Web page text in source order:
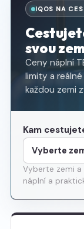
IQOS NA
svou
Ceny náplní
limity a
každou zemi
Kam
Vyberte zemi
náplní a